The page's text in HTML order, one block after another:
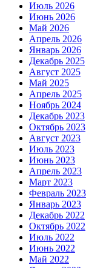
Июль 2026
Июнь 2026
Май 2026
Апрель 2026
Январь 2026
Декабрь 2025
Август 2025
Май 2025
Апрель 2025
Ноябрь 2024
Декабрь 2023
Октябрь 2023
Август 2023
Июль 2023
Июнь 2023
Апрель 2023
Март 2023
Февраль 2023
Январь 2023
Декабрь 2022
Октябрь 2022
Июль 2022
Июнь 2022
Май 2022